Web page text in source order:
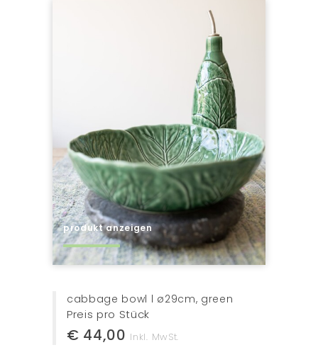
produkt anzeigen
cabbage bowl l ø29cm, green
Preis pro Stück
€ 44,00 Inkl. MwSt.